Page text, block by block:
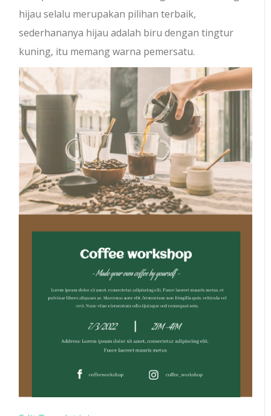
hijau selalu merupakan pilihan terbaik,
sederhananya hijau adalah biru dengan tingtur
kuning, itu memang warna pemersatu.